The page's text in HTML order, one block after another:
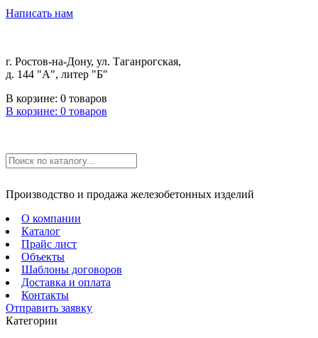
Написать нам
г. Ростов-на-Дону, ул. Таганрогская,
д. 144 "А", литер "Б"
В корзине: 0 товаров
В корзине: 0 товаров
Производство и продажа железобетонных изделий
О компании
Каталог
Прайс лист
Объекты
Шаблоны договоров
Доставка и оплата
Контакты
Отправить заявку
Категории